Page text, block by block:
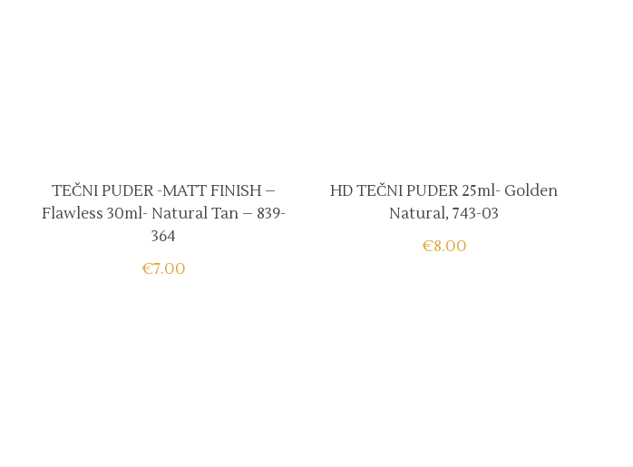
TEČNI PUDER -MATT FINISH –
Flawless 30ml- Natural Tan – 839-
364
€7.00
HD TEČNI PUDER 25ml- Golden
Natural, 743-03
€8.00